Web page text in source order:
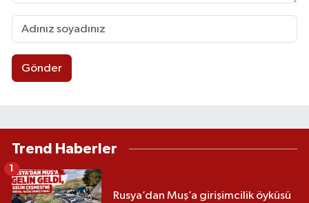
Gönder
Trend Haberler
Rusya’dan Muş’a girişimcilik öyküsü
1